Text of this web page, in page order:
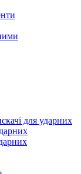
для ударних